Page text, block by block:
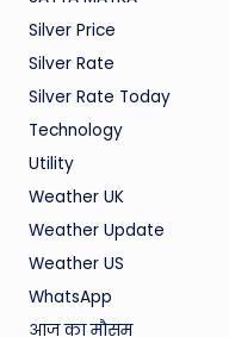
Silver Price
Silver Rate
Silver Rate Today
Technology
Utility
Weather UK
Weather Update
Weather US
WhatsApp
आज का मौसम